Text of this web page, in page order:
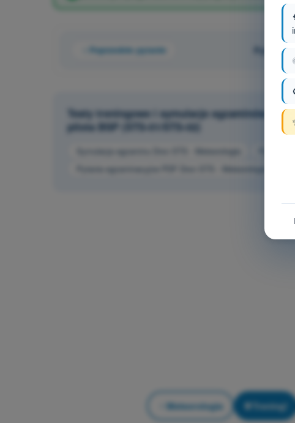
Poprzednie pytanie Pytanie
Testy treningowe i symulacje egzaminów z
pilota BSP (STS-01/STS-02)
Symulacja egzaminu Dron STS - Meteorologia
Pytania
Pytania egzaminacyjne PDF Dron STS - Meteorologia
Meteorologia Trening!